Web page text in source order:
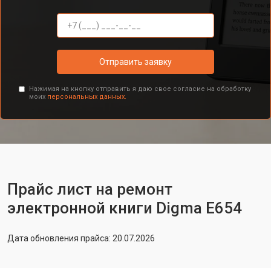
Отправить заявку
Нажимая на кнопку отправить я даю свое согласие на обработку
моих персональных данных.
Прайс лист на ремонт
электронной книги Digma E654
Дата обновления прайса: 20.07.2026